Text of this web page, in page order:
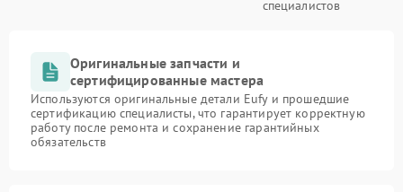
специалистов
Оригинальные запчасти и
сертифицированные мастера
Используются оригинальные детали Eufy и прошедшие
сертификацию специалисты, что гарантирует корректную
работу после ремонта и сохранение гарантийных
обязательств